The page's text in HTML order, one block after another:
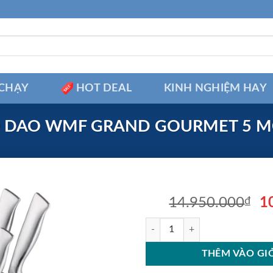
HOT DEAL KINH NGHIỆM HAY
DAO WMF GRAND GOURMET 5
14.950.000₫
BỘ DAO WMF GRAND
THÊM VÀO